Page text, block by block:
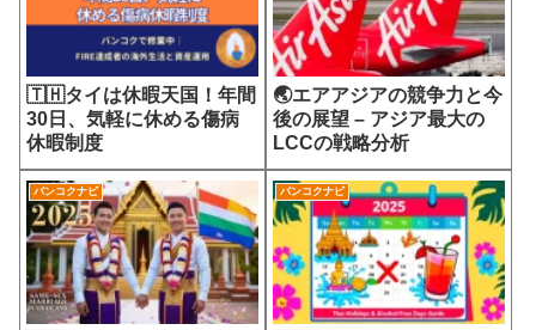
🇹🇭タイは休暇天国！年間
30日、気軽に休める傷病
休暇制度
🌏エアアジアの競争力と今
後の展望 – アジア最大の
LCCの戦略分析
バンコクナビ バンコクナビ